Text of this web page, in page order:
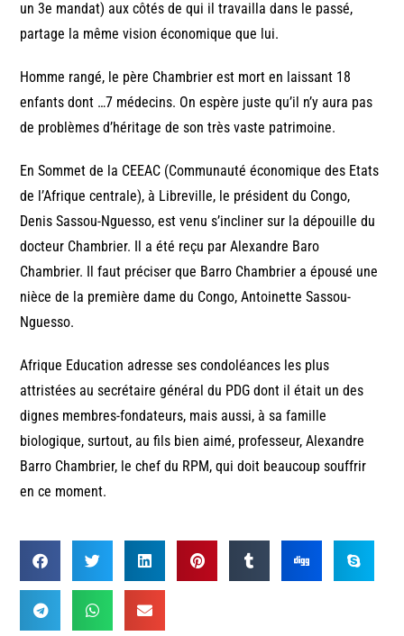
un 3e mandat) aux côtés de qui il travailla dans le passé,
partage la même vision économique que lui.
Homme rangé, le père Chambrier est mort en laissant 18
enfants dont …7 médecins. On espère juste qu’il n’y aura pas
de problèmes d’héritage de son très vaste patrimoine.
En Sommet de la CEEAC (Communauté économique des Etats
de l’Afrique centrale), à Libreville, le président du Congo,
Denis Sassou-Nguesso, est venu s’incliner sur la dépouille du
docteur Chambrier. Il a été reçu par Alexandre Baro
Chambrier. Il faut préciser que Barro Chambrier a épousé une
nièce de la première dame du Congo, Antoinette Sassou-
Nguesso.
Afrique Education adresse ses condoléances les plus
attristées au secrétaire général du PDG dont il était un des
dignes membres-fondateurs, mais aussi, à sa famille
biologique, surtout, au fils bien aimé, professeur, Alexandre
Barro Chambrier, le chef du RPM, qui doit beaucoup souffrir
en ce moment.